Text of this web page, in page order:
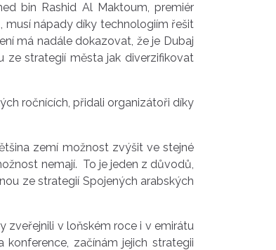
bin Rashid Al Maktoum, premiér
musí nápady díky technologiím řešit
má nadále dokazovat, že je Dubaj
strategií města jak diverzifikovat
ročnících, přidali organizátoři díky
zemí možnost zvýšit ve stejné
nemají. To je jeden z důvodů,
ze strategií Spojených arabských
zveřejnili v loňském roce i v emirátu
začínám jejich strategii